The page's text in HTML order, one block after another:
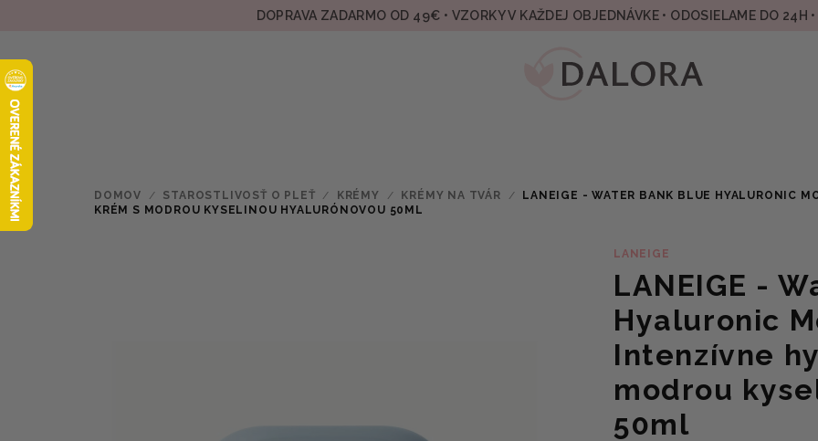
DOPRAVA ZADARMO OD 49€ • VZORKY V KAŽDEJ OBJEDNÁVKE • ODOSIELAME DO 24H
DOMOV / STAROSTLIVOSŤ O PLEŤ / KRÉMY / KRÉMY NA TVÁR /
LANEIGE - WATER BANK BLUE HYALURONIC
KRÉM S MODROU KYSELINOU HYALURÓNOVOU 50ML
LANEIGE
LANEIGE -
Hyaluronic
Intenzívne
modrou
50ml